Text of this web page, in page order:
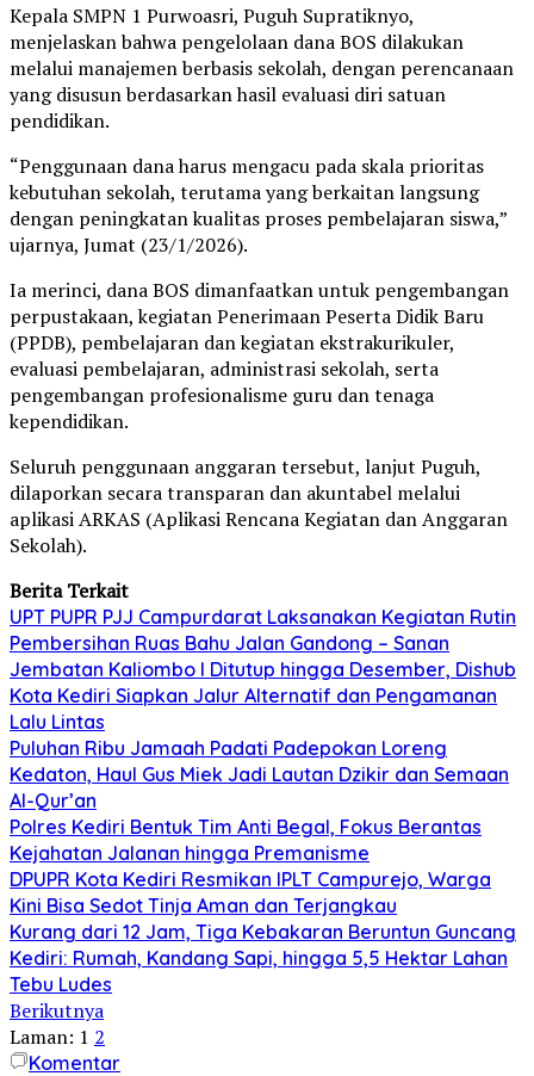
Kepala SMPN 1 Purwoasri, Puguh Supratiknyo,
menjelaskan bahwa pengelolaan dana BOS dilakukan
melalui manajemen berbasis sekolah, dengan perencanaan
yang disusun berdasarkan hasil evaluasi diri satuan
pendidikan.
“Penggunaan dana harus mengacu pada skala prioritas
kebutuhan sekolah, terutama yang berkaitan langsung
dengan peningkatan kualitas proses pembelajaran siswa,”
ujarnya, Jumat (23/1/2026).
Ia merinci, dana BOS dimanfaatkan untuk pengembangan
perpustakaan, kegiatan Penerimaan Peserta Didik Baru
(PPDB), pembelajaran dan kegiatan ekstrakurikuler,
evaluasi pembelajaran, administrasi sekolah, serta
pengembangan profesionalisme guru dan tenaga
kependidikan.
Seluruh penggunaan anggaran tersebut, lanjut Puguh,
dilaporkan secara transparan dan akuntabel melalui
aplikasi ARKAS (Aplikasi Rencana Kegiatan dan Anggaran
Sekolah).
Berita Terkait
UPT PUPR PJJ Campurdarat Laksanakan Kegiatan Rutin
Pembersihan Ruas Bahu Jalan Gandong – Sanan
Jembatan Kaliombo I Ditutup hingga Desember, Dishub
Kota Kediri Siapkan Jalur Alternatif dan Pengamanan
Lalu Lintas
Puluhan Ribu Jamaah Padati Padepokan Loreng
Kedaton, Haul Gus Miek Jadi Lautan Dzikir dan Semaan
Al-Qur’an
Polres Kediri Bentuk Tim Anti Begal, Fokus Berantas
Kejahatan Jalanan hingga Premanisme
DPUPR Kota Kediri Resmikan IPLT Campurejo, Warga
Kini Bisa Sedot Tinja Aman dan Terjangkau
Kurang dari 12 Jam, Tiga Kebakaran Beruntun Guncang
Kediri: Rumah, Kandang Sapi, hingga 5,5 Hektar Lahan
Tebu Ludes
Berikutnya
Laman: 1 2
Komentar